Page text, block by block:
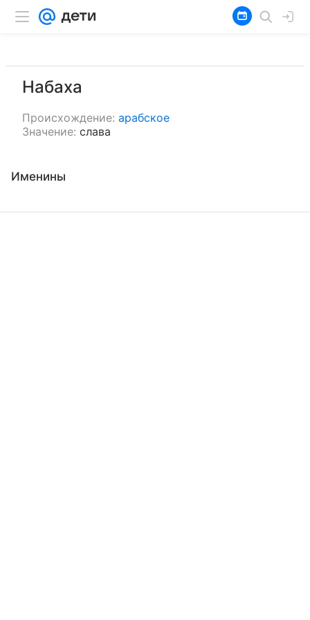
Набаха
Происхождение: арабское
Значение: слава
Именины